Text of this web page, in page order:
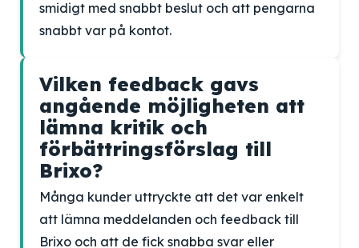
smidigt med snabbt beslut och att pengarna
snabbt var på kontot.
Vilken feedback gavs
angående möjligheten att
lämna kritik och
förbättringsförslag till
Brixo?
Många kunder uttryckte att det var enkelt
att lämna meddelanden och feedback till
Brixo och att de fick snabba svar eller